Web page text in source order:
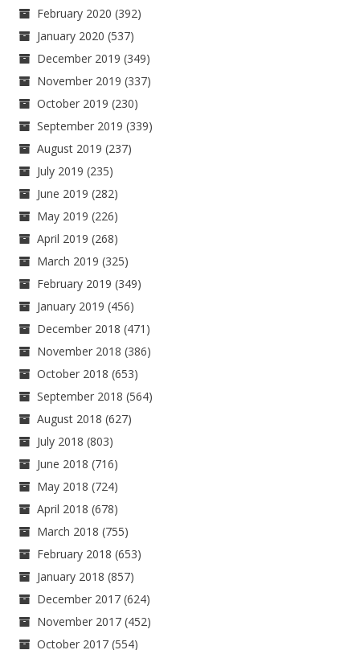
February 2020 (392)
January 2020 (537)
December 2019 (349)
November 2019 (337)
October 2019 (230)
September 2019 (339)
August 2019 (237)
July 2019 (235)
June 2019 (282)
May 2019 (226)
April 2019 (268)
March 2019 (325)
February 2019 (349)
January 2019 (456)
December 2018 (471)
November 2018 (386)
October 2018 (653)
September 2018 (564)
August 2018 (627)
July 2018 (803)
June 2018 (716)
May 2018 (724)
April 2018 (678)
March 2018 (755)
February 2018 (653)
January 2018 (857)
December 2017 (624)
November 2017 (452)
October 2017 (554)